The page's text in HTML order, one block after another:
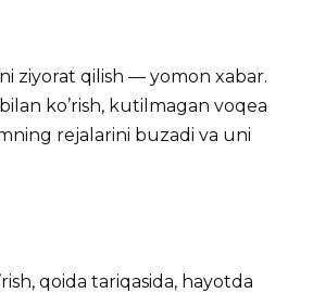
ziyorat qilish — yomon xabar.
ko’rish, kutilmagan voqea
rejalarini buzadi va uni
qoida tariqasida, hayotda